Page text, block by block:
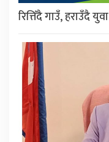
रित्तिँदै गाउँ, हराउँदै युवा